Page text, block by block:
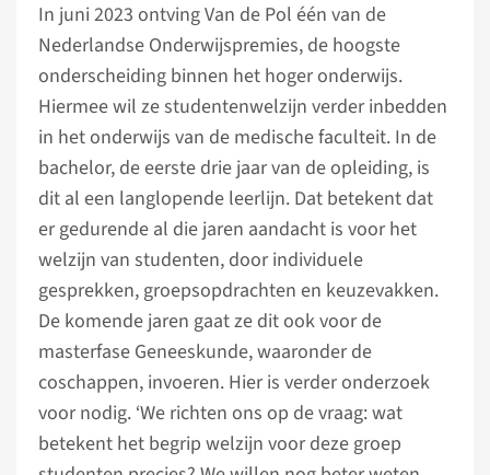
In juni 2023 ontving Van de Pol één van de
Nederlandse Onderwijspremies, de hoogste
onderscheiding binnen het hoger onderwijs.
Hiermee wil ze studentenwelzijn verder inbedden
in het onderwijs van de medische faculteit. In de
bachelor, de eerste drie jaar van de opleiding, is
dit al een langlopende leerlijn. Dat betekent dat
er gedurende al die jaren aandacht is voor het
welzijn van studenten, door individuele
gesprekken, groepsopdrachten en keuzevakken.
De komende jaren gaat ze dit ook voor de
masterfase Geneeskunde, waaronder de
coschappen, invoeren. Hier is verder onderzoek
voor nodig. ‘We richten ons op de vraag: wat
betekent het begrip welzijn voor deze groep